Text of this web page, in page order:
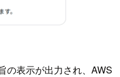
の表示が出力され、AWS